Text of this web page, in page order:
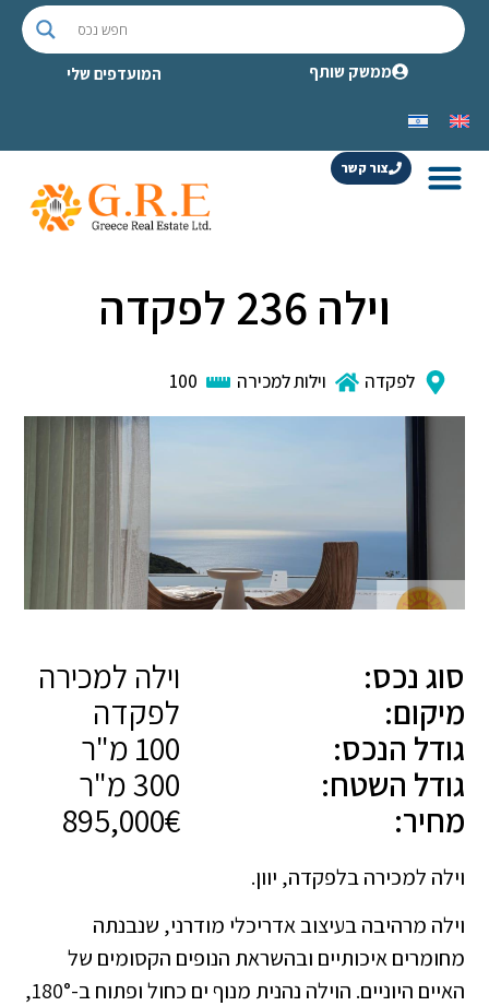
ממשק שותף המועדפים שלי
צור קשר
וילה 236 לפקדה
לפקדה וילות למכירה 100
סוג נכס:
וילה למכירה
מיקום:
לפקדה
גודל הנכס:
גודל השטח:
מחיר:
895,000€
וילה למכירה בלפקדה, יוון.
וילה מרהיבה בעיצוב אדריכלי מודרני, שנבנתה
מחומרים איכותיים ובהשראת הנופים הקסומים של
האיים היוניים. הוילה נהנית מנוף ים כחול ופתוח ב-180°,